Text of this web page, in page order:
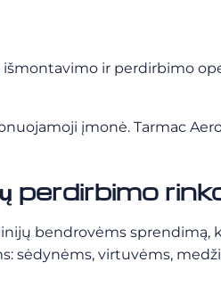
ir perdirbimo
įmonė. Tarmac
perdirbimo
bendrovėms sprendimą,
sėdynėms, virtuvėms,